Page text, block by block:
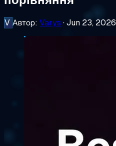
V Автор: Varys ·Jun 23, 2026